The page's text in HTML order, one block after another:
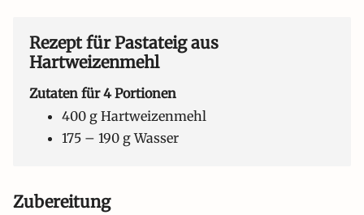
Rezept für Pastateig aus
Hartweizenmehl
Zutaten für 4 Portionen
400 g Hartweizenmehl
175 – 190 g Wasser
Zubereitung